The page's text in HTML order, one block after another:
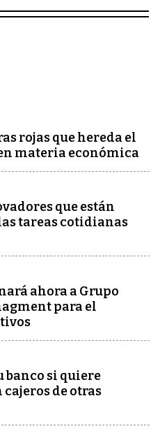
rojas que hereda el
materia económica
que están
tareas cotidianas
ahora a Grupo
para el
banco si quiere
de otras